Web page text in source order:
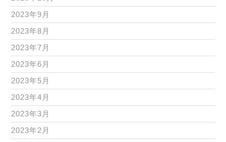
2023年9月
2023年8月
2023年7月
2023年6月
2023年5月
2023年4月
2023年3月
2023年2月